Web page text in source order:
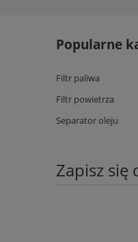
Popularne
Filtr paliwa
Filtr powietrza
Separator oleju
Zapisz się